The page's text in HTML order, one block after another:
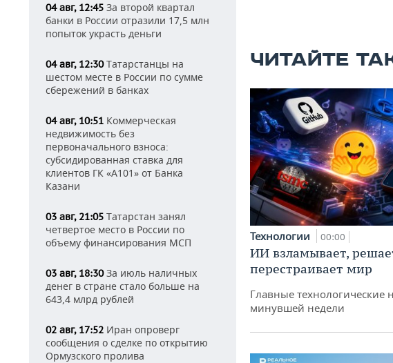
04 авг, 12:45 За второй квартал
банки в России отразили 17,5 млн
попыток украсть деньги
04 авг, 12:30Татарстанцы на
шестом месте в России по сумме
сбережений в банках
04 авг, 10:51 Коммерческая
недвижимость без
первоначального взноса:
субсидированная ставка для
клиентов ГК «А101» от Банка
Казани
03 авг, 21:05 Татарстан занял
четвертое место в России по
объему финансирования МСП
03 авг, 18:30За июль наличных
денег в стране стало больше на
643,4 млрд рублей
02 авг, 17:52 Иран опроверг
сообщения о сделке по открытию
Ормузского пролива
ЧИТАЙТЕ
Технологии 00:00
ИИ взламывает,
перестраивает мир
Главные технологические
минувшей недели